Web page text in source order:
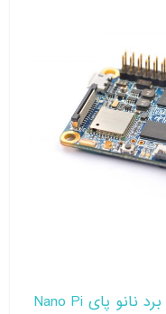
برد نانو پای Nano Pi